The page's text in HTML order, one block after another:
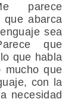
parece
abarca
sea
que
que habla
mucho que
con la
necesidad